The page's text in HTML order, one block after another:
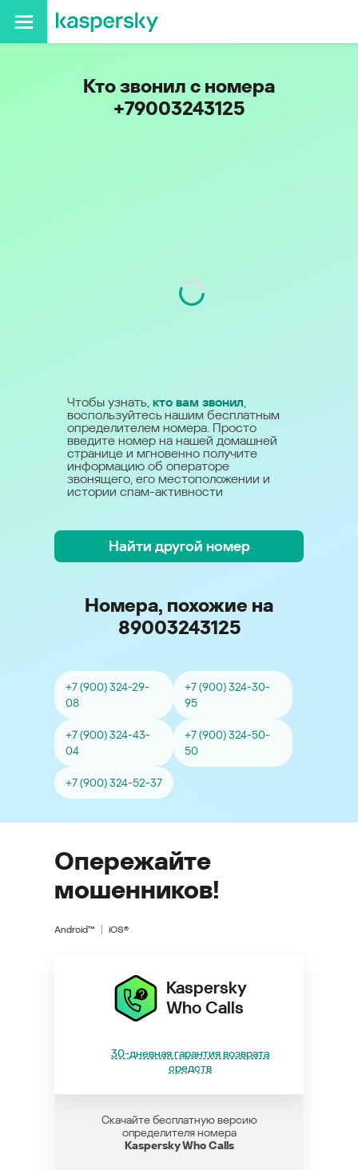
Кто звонил с номера
+79003243125
Чтобы узнать, кто вам звонил,
воспользуйтесь нашим бесплатным
определителем номера. Просто
введите номер на нашей домашней
странице и мгновенно получите
информацию об операторе
звонящего, его местоположении и
истории спам-активности
Найти другой номер
Номера, похожие на
89003243125
+7 (900) 324-29-
08
+7 (900) 324-30-
95
+7 (900) 324-43-
04
+7 (900) 324-50-
50
+7 (900) 324-52-37
Опережайте
мошенников!
Android™ iOS®
Kaspersky
Who Calls
30-дневная гарантия возврата
средств
Скачайте бесплатную версию
определителя номера
Kaspersky Who Calls